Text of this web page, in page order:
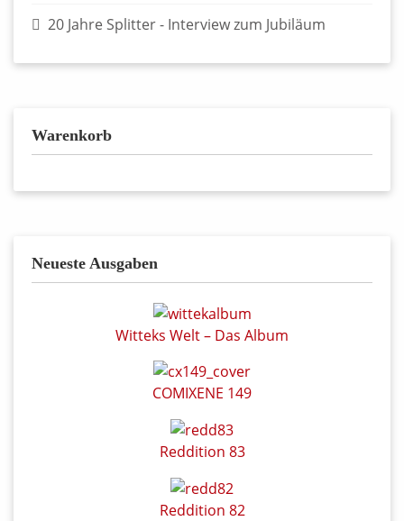
20 Jahre Splitter - Interview zum Jubiläum
Warenkorb
Neueste Ausgaben
Witteks Welt – Das Album
COMIXENE 149
Reddition 83
Reddition 82